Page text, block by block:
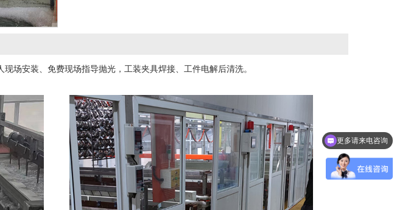
场安装、免费现场指导抛光，工装夹具焊接、工件电解后清洗。
可以介绍下你们的产品么？
更多请来电咨询